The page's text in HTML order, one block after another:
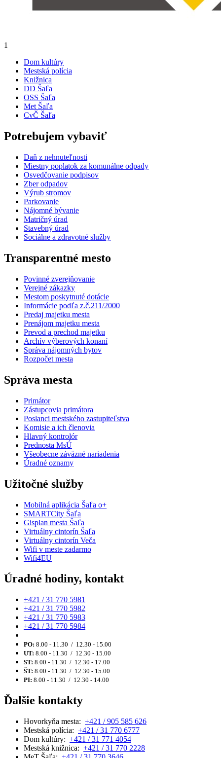
1
Dom kultúry
Mestská polícia
Knižnica
DD Šaľa
OSS Šaľa
Met Šaľa
CvČ Šaľa
Potrebujem vybaviť
Daň z nehnuteľnosti
Miestny poplatok za komunálne odpady
Osvedčovanie podpisov
Zber odpadov
Výrub stromov
Parkovanie
Nájomné bývanie
Matričný úrad
Stavebný úrad
Sociálne a zdravotné služby
Transparentné mesto
Povinné zverejňovanie
Verejné zákazky
Mestom poskytnuté dotácie
Informácie podľa z.č.211/2000
Predaj majetku mesta
Prenájom majetku mesta
Prevod a prechod majetku
Archív výberových konaní
Správa nájomných bytov
Rozpočet mesta
Správa mesta
Primátor
Zástupcovia primátora
Poslanci mestského zastupiteľstva
Komisie a ich členovia
Hlavný kontrolór
Prednosta MsÚ
Všeobecne záväzné nariadenia
Úradné oznamy
Užitočné služby
Mobilná aplikácia Šaľa o+
SMARTCity Šaľa
Gisplan mesta Šaľa
Virtuálny cintorín Šaľa
Virtuálny cintorín Veča
Wifi v meste zadarmo
Wifi4EU
Úradné hodiny, kontakt
+421 / 31 770 5981
+421 / 31 770 5982
+421 / 31 770 5983
+421 / 31 770 5984
PO: 8.00 - 11.30 / 12.30 - 15.00
UT: 8.00 - 11.30 / 12.30 - 15.00
ST: 8.00 - 11.30 / 12.30 - 17.00
ŠT: 8.00 - 11.30 / 12.30 - 15.00
PI: 8.00 - 11.30 / 12.30 - 14.00
Ďalšie kontakty
Hovorkyňa mesta: +421 / 905 585 626
Mestská polícia: +421 / 31 770 6777
Dom kultúry: +421 / 31 771 4054
Mestská knižnica: +421 / 31 770 2228